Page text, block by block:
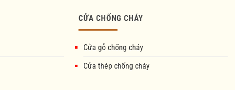
CỬA CHỐNG CHÁY
Cửa gỗ chống cháy
Cửa thép chống cháy